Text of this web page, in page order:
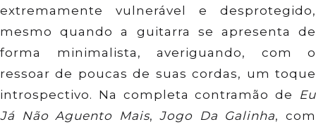
extremamente vulnerável e desprotegido,
mesmo quando a guitarra se apresenta de
forma minimalista, averiguando, com o
ressoar de poucas de suas cordas, um toque
introspectivo. Na completa contramão de
Eu
Já Não Aguento Mais,Jogo Da Galinha, com